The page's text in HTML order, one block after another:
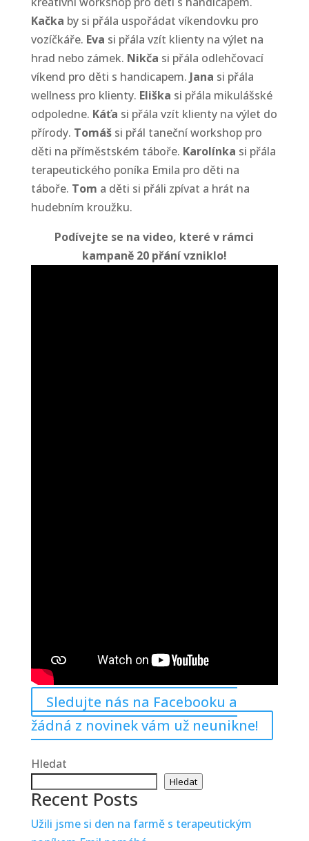
Kačka by si přála uspořádat víkendovku pro
vozíčkáře. Eva si přála vzít klienty na výlet na
hrad nebo zámek. Nikča si přála odlehčovací
víkend pro děti s handicapem. Jana si přála
wellness pro klienty. Eliška si přála mikulášské
odpoledne. Káťa si přála vzít klienty na výlet do
přírody. Tomášsi přál taneční workshop pro
děti na příměstském táboře. Karolínka si přála
terapeutického poníka Emila pro děti na
táboře. Tom a děti si přáli zpívat a hrát na
hudebním kroužku.
Podívejte se na video, které v rámci
kampaně 20 přání vzniklo!
Sledujte nás na Facebooku a
žádná z novinek vám už neunikne!
Hledat
Hledat
Recent Posts
Užili jsme si den na farmě s terapeutickým